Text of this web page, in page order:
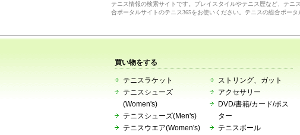
テニス情報の検索サイトです。プレイスタイルやテニス歴など、テ
合ポータルサイトのテニス365をお使いください。テニスの総合ポー
買い物をする
テニスラケット
テニスシューズ
(Women's)
テニスシューズ(Men's)
テニスウエア(Women's)
ストリング、ガット
アクセサリー
DVD/書籍/カード/ポス
ター
テニスボール